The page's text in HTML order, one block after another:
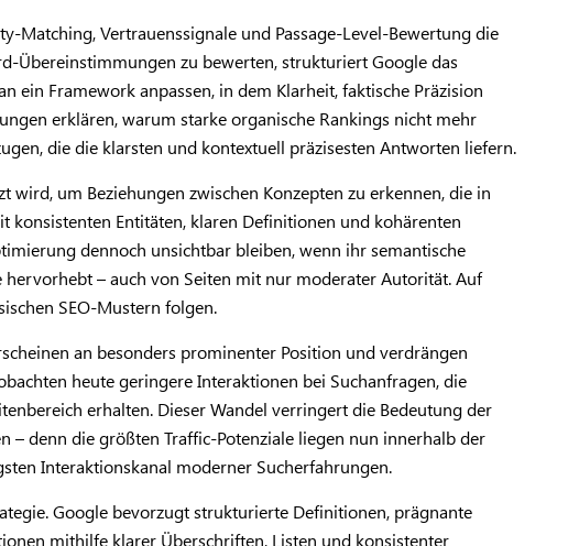
Matching, Vertrauenssignale und Passage-Level-Bewertung die
Übereinstimmungen zu bewerten, strukturiert Google das
ein Framework anpassen, in dem Klarheit, faktische Präzision
erklären, warum starke organische Rankings nicht mehr
die die klarsten und kontextuell präzisesten Antworten liefern.
um Beziehungen zwischen Konzepten zu erkennen, die in
konsistenten Entitäten, klaren Definitionen und kohärenten
dennoch unsichtbar bleiben, wenn ihr semantische
– auch von Seiten mit nur moderater Autorität. Auf
SEO-Mustern folgen.
an besonders prominenter Position und verdrängen
heute geringere Interaktionen bei Suchanfragen, die
erhalten. Dieser Wandel verringert die Bedeutung der
denn die größten Traffic-Potenziale liegen nun innerhalb der
Interaktionskanal moderner Sucherfahrungen.
Google bevorzugt strukturierte Definitionen, prägnante
mithilfe klarer Überschriften, Listen und konsistenter